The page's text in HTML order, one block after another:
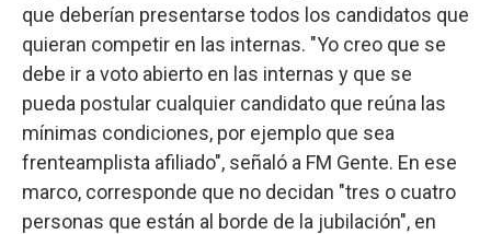
que deberían presentarse todos los candidatos que
quieran competir en las internas. "Yo creo que se
debe ir a voto abierto en las internas y que se
pueda postular cualquier candidato que reúna las
mínimas condiciones, por ejemplo que sea
frenteamplista afiliado", señaló a FM Gente. En ese
marco, corresponde que no decidan "tres o cuatro
personas que están al borde de la jubilación", en